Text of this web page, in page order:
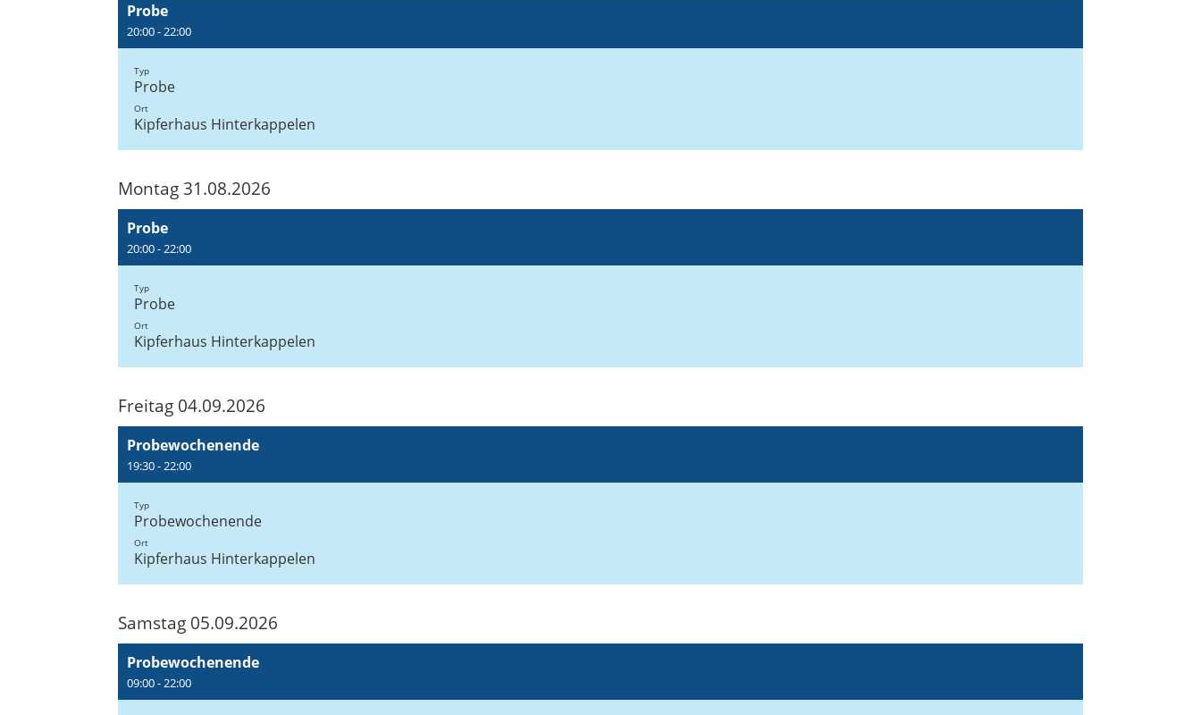
Probe
20:00 - 22:00
Typ
Probe
Ort
Kipferhaus Hinterkappelen
Montag 31.08.2026
Probe
20:00 - 22:00
Typ
Probe
Ort
Kipferhaus Hinterkappelen
Freitag 04.09.2026
Probewochenende
19:30 - 22:00
Typ
Probewochenende
Ort
Kipferhaus Hinterkappelen
Samstag 05.09.2026
Probewochenende
09:00 - 22:00